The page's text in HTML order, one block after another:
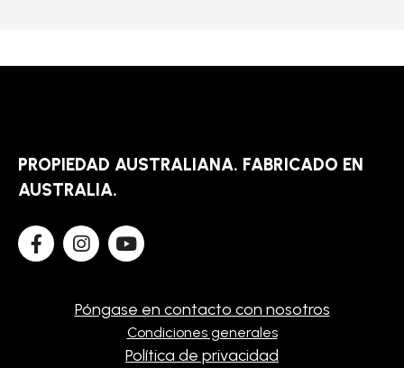
PROPIEDAD AUSTRALIANA. FABRICADO EN
AUSTRALIA.
Póngase en contacto con nosotros
Condiciones generales
Política de privacidad